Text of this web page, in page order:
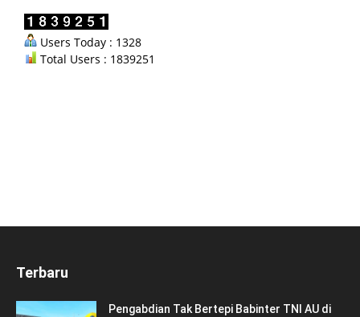
Users Today : 1328
Total Users : 1839251
Terbaru
Pengabdian Tak Bertepi Babinter TNI AU di